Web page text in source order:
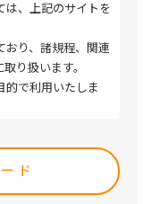
は、上記のサイトを
おり、諸規程、関連
り扱います。
的で利用いたしま
収集および伝達